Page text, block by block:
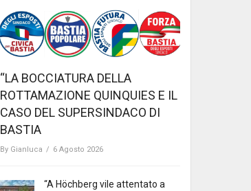
“LA BOCCIATURA DELLA
ROTTAMAZIONE QUINQUIES E IL
CASO DEL SUPERSINDACO DI
BASTIA
By Gianluca / 6 Agosto 2026
“A Höchberg vile attentato a